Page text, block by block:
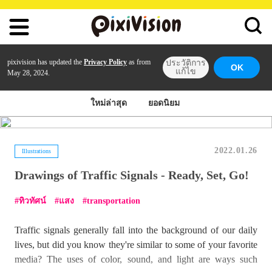
pixivision has updated the Privacy Policy as from
May 28, 2024.
ประวัติการ
แก้ไข
OK
ใหม่ล่าสุด ยอดนิยม
Illustrations 2022.01.26
Drawings of Traffic Signals - Ready, Set, Go!
ทิวทัศน์ แสง transportation
Traffic signals generally fall into the background of our daily
lives, but did you know they're similar to some of your favorite
media? The uses of color, sound, and light are ways such